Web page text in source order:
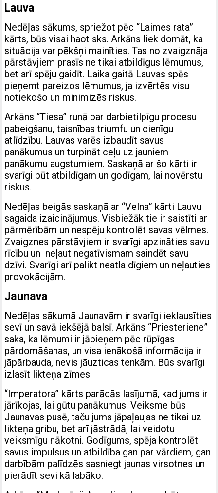
Lauva
Nedēļas sākums, spriežot pēc “Laimes rata”
kārts, būs visai haotisks. Arkāns liek domāt, ka
situācija var pēkšņi mainīties. Tas no zvaigznāja
pārstāvjiem prasīs ne tikai atbildīgus lēmumus,
bet arī spēju gaidīt. Laika gaitā Lauvas spēs
pieņemt pareizos lēmumus, ja izvērtēs visu
notiekošo un minimizēs riskus.
Arkāns “Tiesa” runā par darbietilpīgu procesu
pabeigšanu, taisnības triumfu un cienīgu
atlīdzību. Lauvas varēs izbaudīt savus
panākumus un turpināt ceļu uz jauniem
panākumu augstumiem. Saskaņā ar šo kārti ir
svarīgi būt atbildīgam un godīgam, lai novērstu
riskus.
Nedēļas beigās saskaņā ar “Velna” kārti Lauvu
sagaida izaicinājumus. Visbiežāk tie ir saistīti ar
pārmērībām un nespēju kontrolēt savas vēlmes.
Zvaigznes pārstāvjiem ir svarīgi apzināties savu
rīcību un neļaut negatīvismam saindēt savu
dzīvi. Svarīgi arī palikt neatlaidīgiem un neļauties
provokācijām.
Jaunava
Nedēļas sākumā Jaunavām ir svarīgi ieklausīties
sevī un savā iekšējā balsī. Arkāns “Priesteriene”
saka, ka lēmumi ir jāpieņem pēc rūpīgas
pārdomāšanas, un visa ienākošā informācija ir
jāpārbauda, ​​nevis jāuzticas tenkām. Būs svarīgi
izlasīt likteņa zīmes.
“Imperatora” kārts parādās lasījumā, kad jums ir
jārīkojas, lai gūtu panākumus. Veiksme būs
Jaunavas pusē, taču jums jāpaļaujas ne tikai uz
likteņa gribu, bet arī jāstrādā, lai veidotu
veiksmīgu nākotni. Godīgums, spēja kontrolēt
savus impulsus un atbildība gan par vārdiem, gan
darbībām palīdzēs sasniegt jaunas virsotnes un
pierādīt sevi kā labāko.